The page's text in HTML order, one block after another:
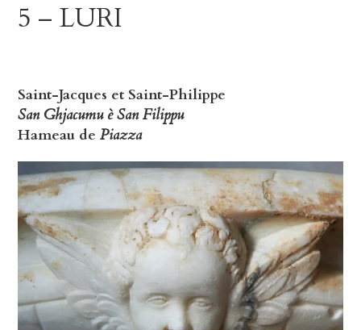
5 – LURI
Saint-Jacques et Saint-Philippe
San Ghjacumu è San Filippu
Hameau dePiazza